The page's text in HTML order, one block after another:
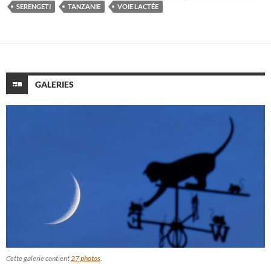
SERENGETI
TANZANIE VOIE LACTÉE
GALERIES
Cette galerie contient27 photos.